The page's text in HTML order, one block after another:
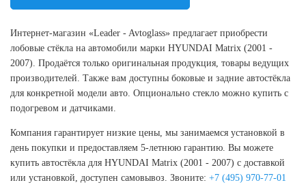
Интернет-магазин «Leader - Avtoglass» предлагает приобрести
лобовые стёкла на автомобили марки HYUNDAI Matrix (2001 -
2007). Продаётся только оригинальная продукция, товары ведущих
производителей. Также вам доступны боковые и задние автостёкла
для конкретной модели авто. Опционально стекло можно купить с
подогревом и датчиками.
Компания гарантирует низкие цены, мы занимаемся установкой в
день покупки и предоставляем 5-летнюю гарантию. Вы можете
купить автостёкла для HYUNDAI Matrix (2001 - 2007) с доставкой
или установкой, доступен самовывоз. Звоните: +7 (495) 970-77-01